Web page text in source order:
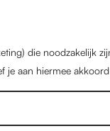
die noodzakelijk
je aan hiermee